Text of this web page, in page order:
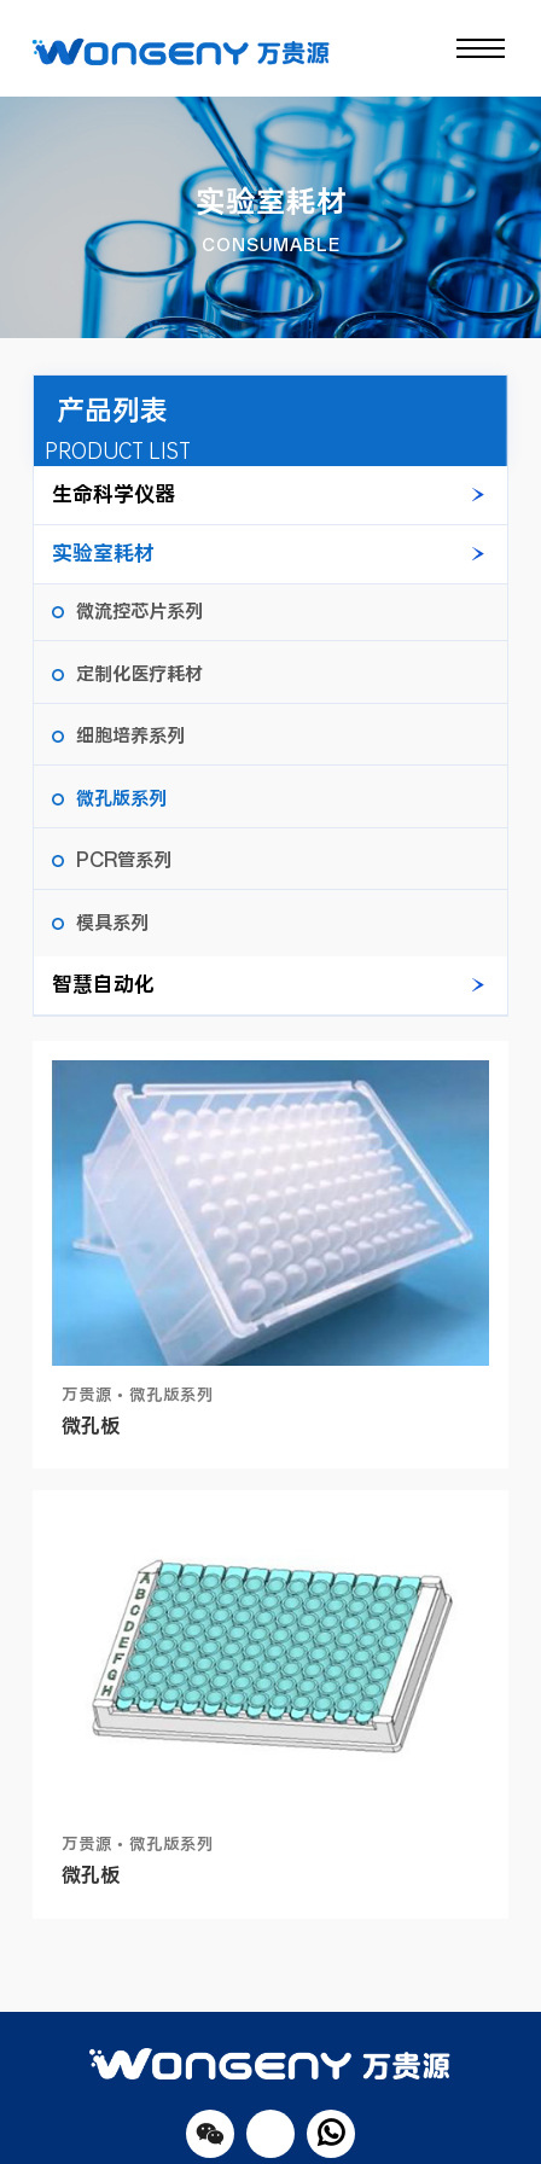
实验室耗材
CONSUMABLE
产品列表
PRODUCT LIST
生命科学仪器
实验室耗材
微流控芯片系列
定制化医疗耗材
细胞培养系列
微孔版系列
PCR管系列
模具系列
智慧自动化
万贵源 • 微孔版系列
微孔板
万贵源 • 微孔版系列
微孔板
